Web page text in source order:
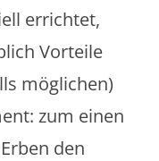
errichtet,
Vorteile
möglichen)
zum einen
den